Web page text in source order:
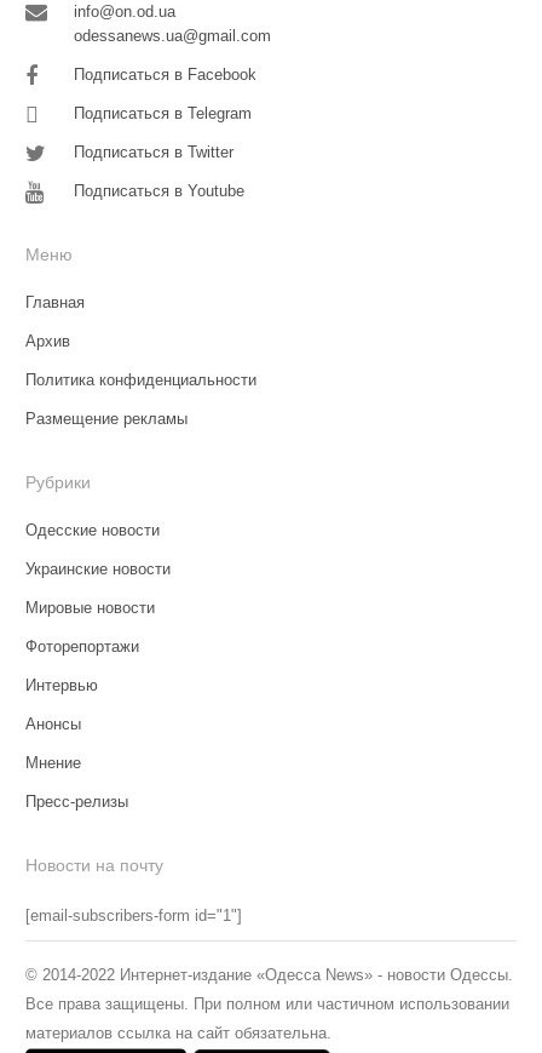
info@on.od.ua
odessanews.ua@gmail.com
Подписаться в Facebook
Подписаться в Telegram
Подписаться в Twitter
Подписаться в Youtube
Меню
Главная
Архив
Политика конфиденциальности
Размещение рекламы
Рубрики
Одесские новости
Украинские новости
Мировые новости
Фоторепортажи
Интервью
Анонсы
Мнение
Пресс-релизы
Новости на почту
[email-subscribers-form id="1"]
© 2014-2022 Интернет-издание «Одесса News» - новости Одессы.
Все права защищены. При полном или частичном использовании
материалов ссылка на сайт обязательна.